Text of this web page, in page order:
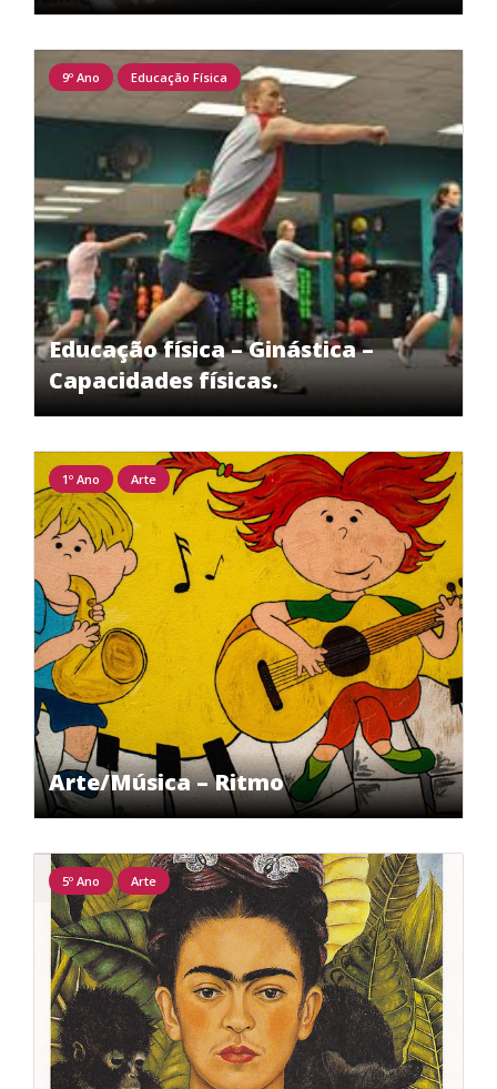
Educação física – Ginástica –
Capacidades físicas.
9º Ano Educação Física
Arte/Música – Ritmo
1º Ano Arte
5º Ano Arte